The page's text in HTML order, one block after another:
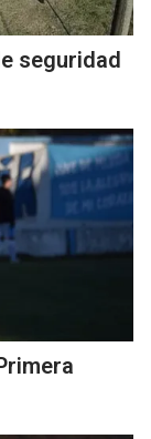
seguridad